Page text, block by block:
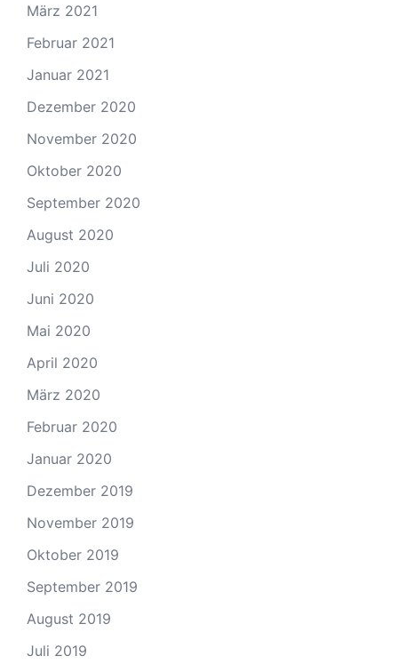
März 2021
Februar 2021
Januar 2021
Dezember 2020
November 2020
Oktober 2020
September 2020
August 2020
Juli 2020
Juni 2020
Mai 2020
April 2020
März 2020
Februar 2020
Januar 2020
Dezember 2019
November 2019
Oktober 2019
September 2019
August 2019
Juli 2019